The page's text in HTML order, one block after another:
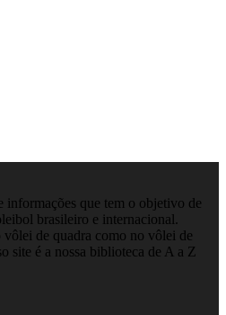
que tem o objetivo de
brasileiro e internacional.
vôlei de quadra como no vôlei de
site é a nossa biblioteca de A a Z